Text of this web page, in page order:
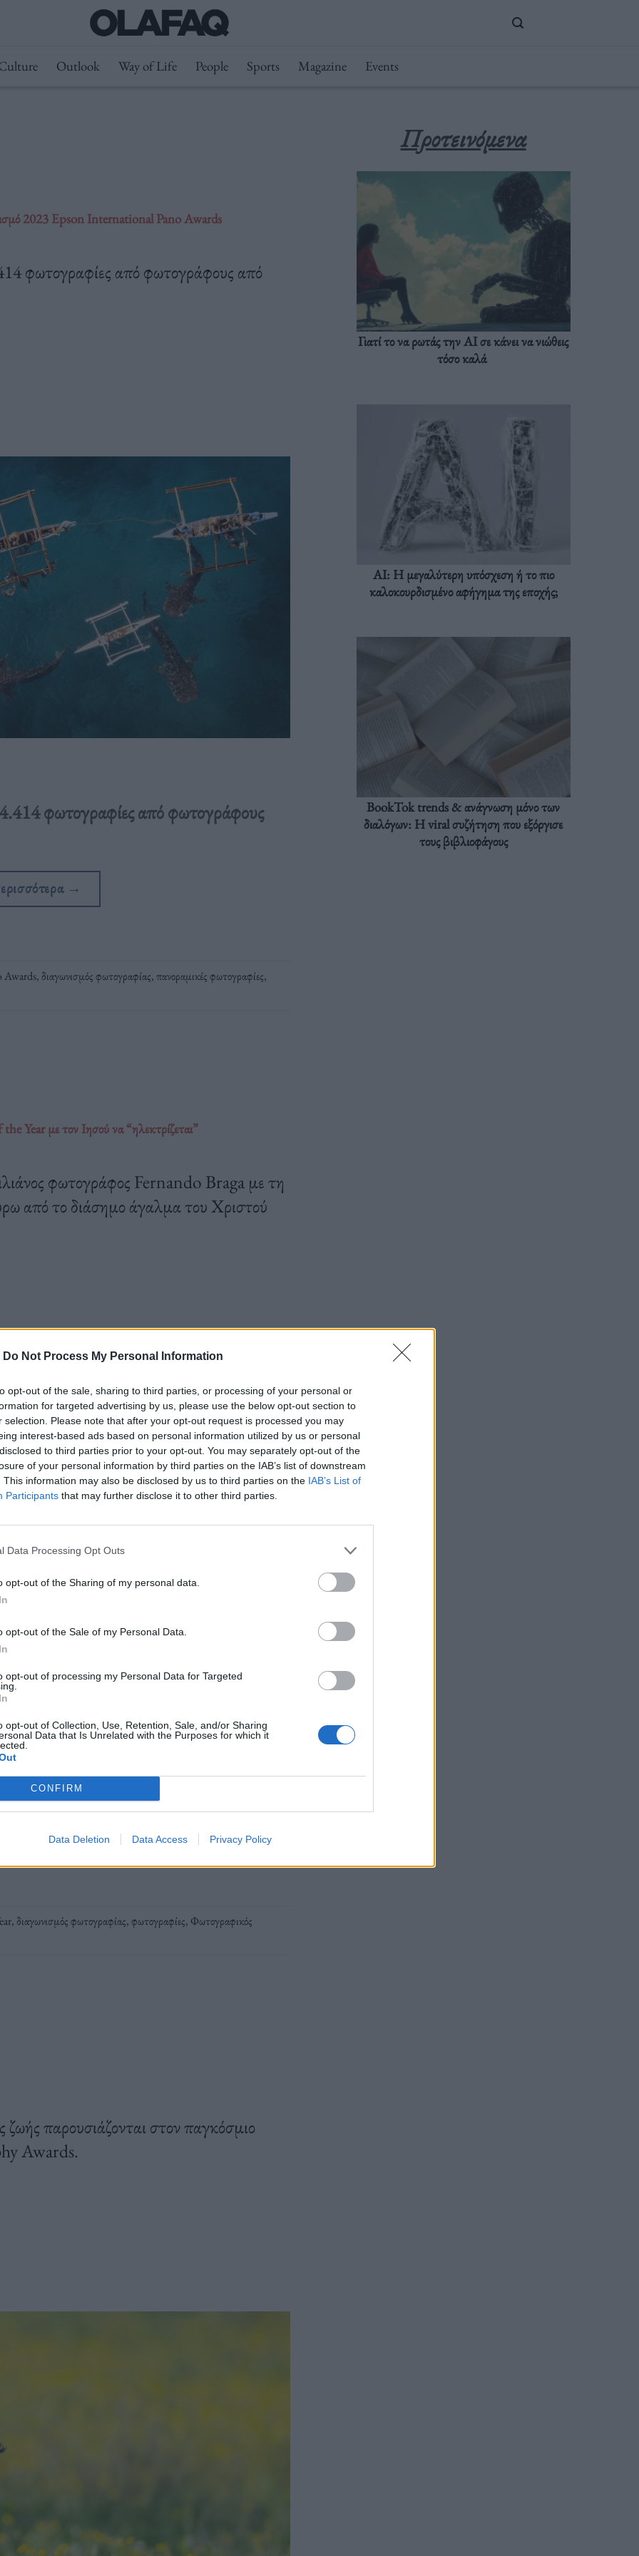
Do Not Process My Personal Information
opt-out of the sale, sharing to third parties, or processing of your personal or
for targeted advertising by us, please use the below opt-out section to
selection. Please note that after your opt-out request is processed you may
interest-based ads based on personal information utilized by us or personal
to third parties prior to your opt-out. You may separately opt-out of the
of your personal information by third parties on the IAB’s list of downstream
This information may also be disclosed by us to third parties on the IAB’s List of
Participants that may further disclose it to other third parties.
Data Processing Opt Outs
opt-out of the Sharing of my personal data.
opt-out of the Sale of my Personal Data.
opt-out of processing my Personal Data for Targeted
opt-out of Collection, Use, Retention, Sale, and/or Sharing
Data that Is Unrelated with the Purposes for which it
CONFIRM
Data Deletion Data Access Privacy Policy
Outlook Way of Life People Sports Magazine Events
2023 Epson International Pano Awards
φωτογραφίες από φωτογράφους από
φωτογραφίες από φωτογράφους
→
Awards,διαγωνισμός φωτογραφίας,πανοραμικές φωτογραφίες,
Year με τον Ιησού να “ηλεκτρίζεται”
φωτογράφος Fernando Braga με τη
από το διάσημο άγαλμα του Χριστού
φωτογράφος Fernando Braga
γύρω από το διάσημο άγαλμα του
→
,διαγωνισμός φωτογραφίας,φωτογραφίες, Φωτογραφικός
παρουσιάζονται στον παγκόσμιο
Awards.
Προτεινόμενα
Γιατί το να ρωτάς την AI σε κάνει να νιώθεις
τόσο καλά
AI: Η μεγαλύτερη υπόσχεση ή το πιο
καλοκουρδισμένο αφήγημα της εποχής;
BookTok trends & ανάγνωση μόνο των
διαλόγων: Η viral συζήτηση που εξόργισε
τους βιβλιοφάγους